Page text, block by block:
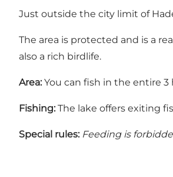
Just outside the city limit of
The area is protected and is a
also a rich birdlife.
Area: You can fish in the entire
Fishing: The lake offers exiting
Special rules: Feeding is